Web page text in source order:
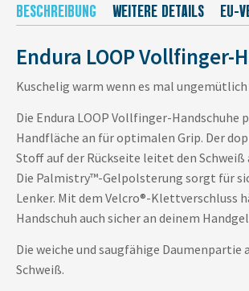
BESCHREIBUNG WEITERE DETAILS EU-
Endura LOOP Vollfinger-
Kuschelig warm wenn es mal
Die Endura LOOP Vollfinger-Handschuhe
Handfläche an für optimalen Grip. Der
Stoff auf der Rückseite leitet den Schweiß
Die Palmistry™-Gelpolsterung sorgt für
Lenker. Mit dem Velcro®-Klettverschluss
Handschuh auch sicher an deinem
Die weiche und saugfähige Daumenpartie
Schweiß.